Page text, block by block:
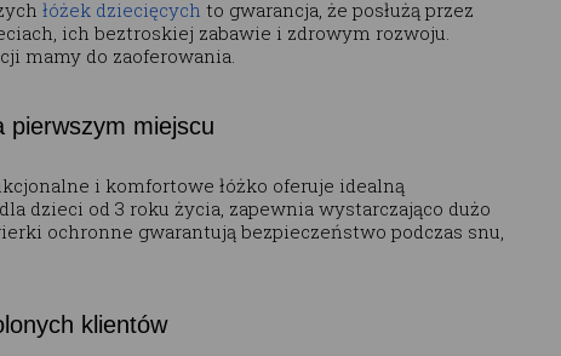
łóżek dziecięcych to gwarancja, że posłużą przez
ich beztroskiej zabawie i zdrowym rozwoju.
mamy do zaoferowania.
pierwszym miejscu
i komfortowe łóżko oferuje idealną
dzieci od 3 roku życia, zapewnia wystarczająco dużo
ochronne gwarantują bezpieczeństwo podczas snu,
klientów